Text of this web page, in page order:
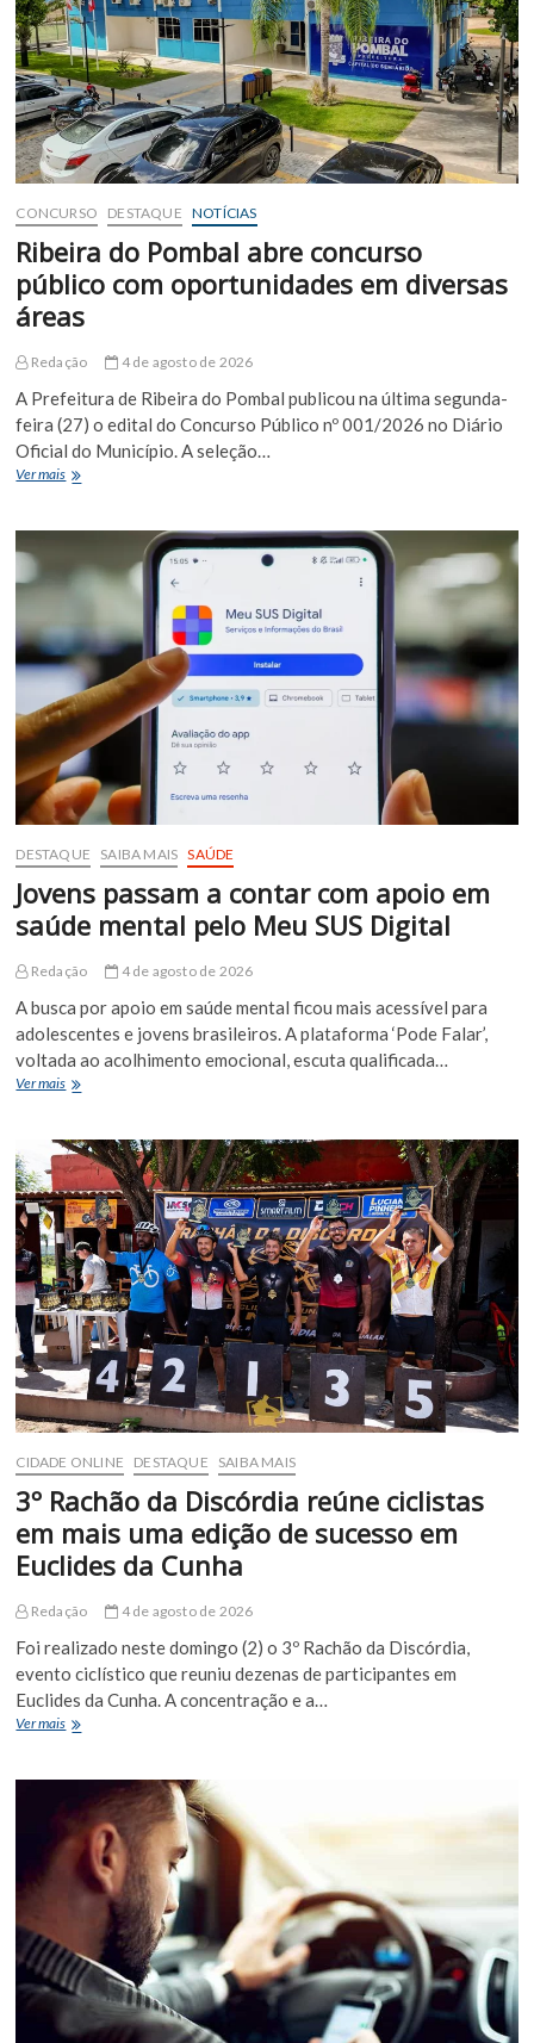
Euclides
da
Cunha
CONCURSO DESTAQUE NOTÍCIAS
Ribeira do Pombal abre concurso
público com oportunidades em diversas
áreas
Redação 4 de agosto de 2026
A Prefeitura de Ribeira do Pombal publicou na última segunda-
feira (27) o edital do Concurso Público nº 001/2026 no Diário
Oficial do Município. A seleção…
Ver maisRibeira
público
oportunidades
em
diversas
áreas
DESTAQUE SAIBA MAIS SAÚDE
Jovens passam a contar com apoio em
saúde mental pelo Meu SUS Digital
Redação 4 de agosto de 2026
A busca por apoio em saúde mental ficou mais acessível para
adolescentes e jovens brasileiros. A plataforma ‘Pode Falar’,
voltada ao acolhimento emocional, escuta qualificada…
Ver maisJovens
contar
com
apoio
em
saúde
mental
pelo
Meu
SUS
Digital
CIDADE ONLINE DESTAQUE SAIBA MAIS
3º Rachão da Discórdia reúne ciclistas
em mais uma edição de sucesso em
Euclides da Cunha
Redação 4 de agosto de 2026
Foi realizado neste domingo (2) o 3º Rachão da Discórdia,
evento ciclístico que reuniu dezenas de participantes em
Euclides da Cunha. A concentração e a…
Ver mais3º
Discórdia
reúne
ciclistas
em
mais
uma
sucesso
em
Euclides